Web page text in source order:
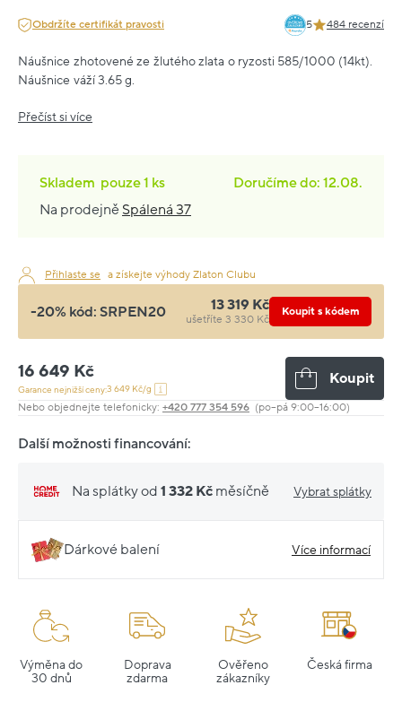
Obdržíte certifikát pravosti 5 484 recenzí
Náušnice zhotovené ze žlutého zlata o ryzosti 585/1000 (14kt).
Náušnice váží 3.65 g.
Přečíst si více
Skladem pouze1 ks
Doručíme do: 12.08.
Na prodejně Spálená 37
Přihlaste se a získejte výhody Zlaton Clubu
-20% kód: SRPEN20 13 319 Kč
ušetříte 3 330 Kč
Koupit s kódem
16 649 Kč
Garance nejnižší ceny:3 649 Kč/g
Koupit
Nebo objednejte telefonicky: +420 777 354 596 (po–pá 9:00–16:00)
Další možnosti financování:
Na splátky od 1 332 Kč měsíčně Vybrat splátky
Dárkové balení Více informací
Výměna do
30 dnů
Doprava
zdarma
Ověřeno
zákazníky
Česká firma